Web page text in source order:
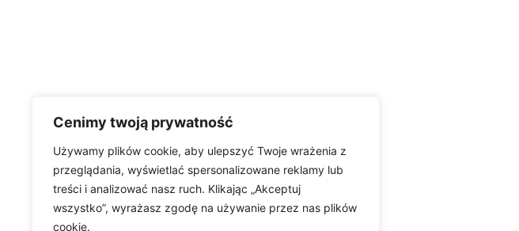
Cenimy twoją prywatność
Używamy plików cookie, aby ulepszyć Twoje wrażenia z
przeglądania, wyświetlać spersonalizowane reklamy lub
treści i analizować nasz ruch. Klikając „Akceptuj
wszystko”, wyrażasz zgodę na używanie przez nas plików
cookie.